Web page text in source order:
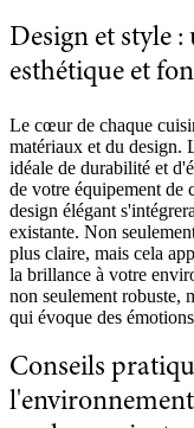
Design et style :
esthétique et
Le cœur de chaque
matériaux et du design.
idéale de durabilité et
de votre équipement de
design élégant
existante. Non
plus claire, mais cela
la brillance à votre
non seulement robuste,
qui évoque des
Conseils